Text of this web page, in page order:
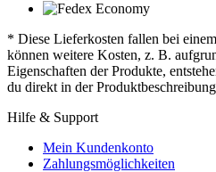
* Diese Lieferkosten fallen bei
können weitere Kosten, z. B.
Eigenschaften der Produkte,
du direkt in der
Hilfe & Support
Mein Kundenkonto
Zahlungsmöglichkeiten